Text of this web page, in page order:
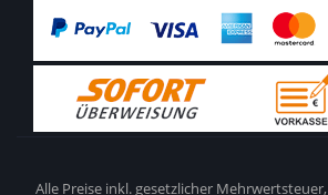
Alle Preise inkl. gesetzlicher Mehrwertsteuer,